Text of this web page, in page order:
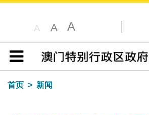
A A A
目录
首页
新闻